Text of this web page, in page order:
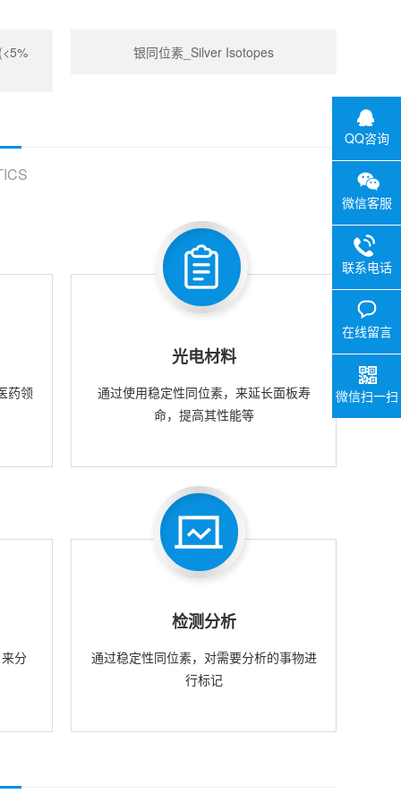
银同位素_Silver Isotopes
药领
光电材料
通过使用稳定性同位素，来延长面板寿
命，提高其性能等
分
检测分析
通过稳定性同位素，对需要分析的事物进
行标记
QQ咨询
微信客服
联系电话
在线留言
微信扫一扫